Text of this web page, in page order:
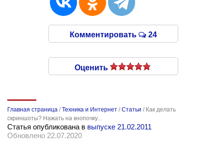
Комментировать 24
Оценить
Главная страница /Техника и Интернет /Статьи / Как делать
скриншоты? Нажать на кнопочку...
Статья опубликована в выпуске 21.02.2011
Обновлено 22.07.2020